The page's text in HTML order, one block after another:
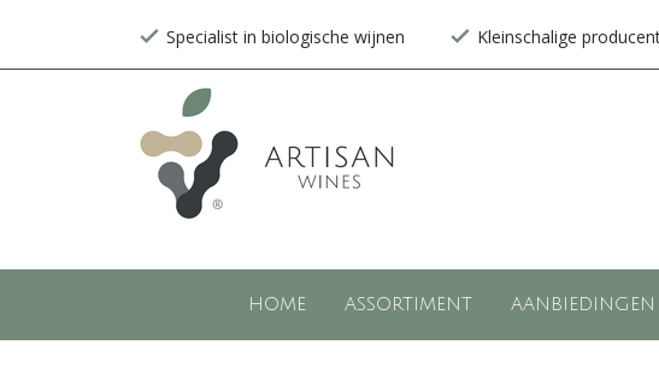
Specialist in biologische wijnen Kleinschalige
HOME ASSORTIMENT AANBIEDINGEN